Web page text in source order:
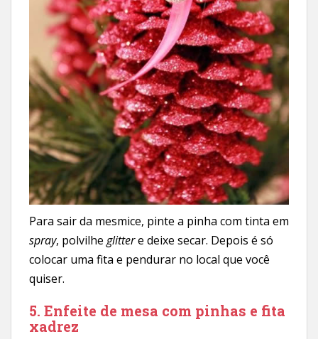
Para sair da mesmice, pinte a pinha com tinta em
spray, polvilhe glittere deixe secar. Depois é só
colocar uma fita e pendurar no local que você
quiser.
5. Enfeite de mesa com pinhas e fita
xadrez